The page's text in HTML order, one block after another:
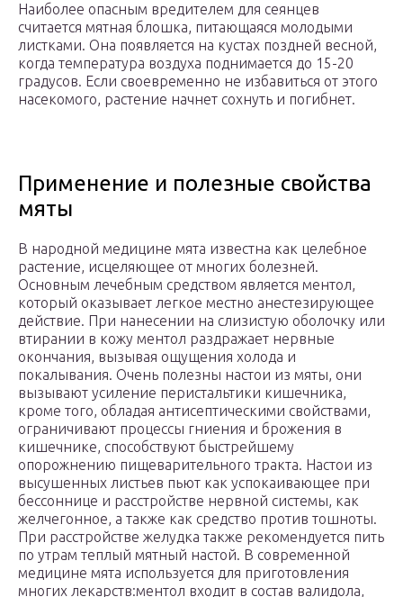
Наиболее опасным вредителем для сеянцев
считается мятная блошка, питающаяся молодыми
листками. Она появляется на кустах поздней весной,
когда температура воздуха поднимается до 15-20
градусов. Если своевременно не избавиться от этого
насекомого, растение начнет сохнуть и погибнет.
Применение и полезные свойства
мяты
В народной медицине мята известна как целебное
растение, исцеляющее от многих болезней.
Основным лечебным средством является ментол,
который оказывает легкое местно анестезирующее
действие. При нанесении на слизистую оболочку или
втирании в кожу ментол раздражает нервные
окончания, вызывая ощущения холода и
покалывания. Очень полезны настои из мяты, они
вызывают усиление перистальтики кишечника,
кроме того, обладая антисептическими свойствами,
ограничивают процессы гниения и брожения в
кишечнике, способствуют быстрейшему
опорожнению пищеварительного тракта. Настои из
высушенных листьев пьют как успокаивающее при
бессоннице и расстройстве нервной системы, как
желчегонное, а также как средство против тошноты.
При расстройстве желудка также рекомендуется пить
по утрам теплый мятный настой. В современной
медицине мята используется для приготовления
многих лекарств:ментол входит в состав валидола,